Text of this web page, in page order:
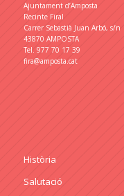
Ajuntament d’Amposta
Recinte Firal
Carrer Sebastià Juan Arbó, s/n
43870 AMPOSTA
Tel. 977 70 17 39
fira@amposta.cat
Història
Salutació